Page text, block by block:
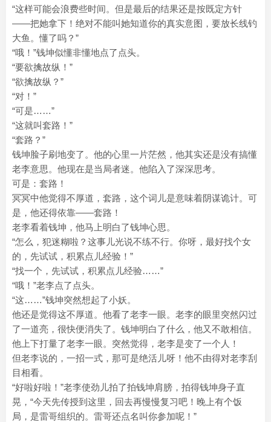
“这样可能会浪费些时间。但是最后的结果还是按既定方针
——把她拿下！绝对不能叫她知道你的真实意图，要放长线钓
大鱼。懂了吗？”
“哦！”钱坤似懂非懂地点了点头。
“要欲擒故纵！”
“欲擒故纵？”
“对！”
“可是……”
“这就叫套路！”
“套路？”
钱坤脸子刷地变了。他的心里一片茫然，他其实还是没有搞懂
老李意思。他现在是当局者迷。他陷入了深深思考。
可是：套路！
冥冥中他觉得不厚道，套路，这个词儿是意味着阴谋诡计。可
是，他还得依靠——套路！
老李看着钱坤，他马上明白了钱坤心思。
“怎么，犯迷糊啦？这事儿光说不练不行。你呀，最好找个女
的，先试试，积累点儿经验！”
“找一个，先试试，积累点儿经验……”
“哦！”老李点了点头。
“这……”钱坤突然想起了小妖。
他还是觉得这不厚道。他看了老李一眼。老李的眼里突然闪过
了一道亮，很快便消失了。钱坤明白了什么，他又不敢相信。
他上下打量了老李一眼。突然觉得，老李是变了一个人！
但老李说的，一招一式，那可是绝活儿呀！他不由得对老李刮
目相看。
“好啦好啦！”老李使劲儿拍了拍钱坤肩膀，拍得钱坤身子直
晃，“今天先传授到这里，回去再慢慢复习吧！晚上有个饭
局，是雷哥组织的。雷哥还点名叫你参加呢！”